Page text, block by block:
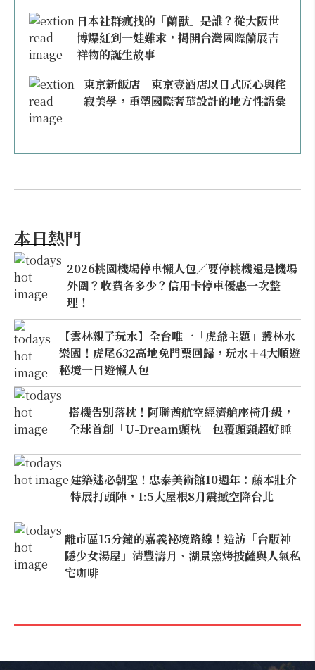
日本社群瘋找的「蘭獸」是誰？從大阪世
博爆紅到一娃難求，揭開台灣國際蘭展吉
祥物的誕生故事
東京新飯店｜東京壹酒店以日式匠心與侘
寂美學，重塑國際奢華設計的地方性語彙
本日熱門
2026桃園機場停車懶人包／要停桃機還是機場
外圍？收費各多少？信用卡停車優惠一次整
理！
【雲林親子玩水】全台唯一「虎爺主題」叢林水
樂園！虎尾632高地免門票回歸，玩水＋4大順遊
秘境一日遊懶人包
搭機告別落枕！阿聯酋航空經濟艙座椅升級，
全球首創「U-Dream頭枕」包覆頭頸超好睡
建築迷必朝聖！忠泰美術館10週年：藤本壯介
特展打頭陣，1:5大屋根8月震撼空降台北
離市區15分鐘的嘉義祕境路線！造訪「台版神
隱少女湯屋」清豐濤月、湖景窯烤披薩與人氣私
宅咖啡